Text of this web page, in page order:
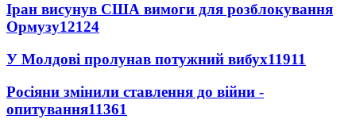
Іран висунув США вимоги для розблокування
Ормузу12124
У Молдові пролунав потужний вибух11911
Росіяни змінили ставлення до війни -
опитування11361